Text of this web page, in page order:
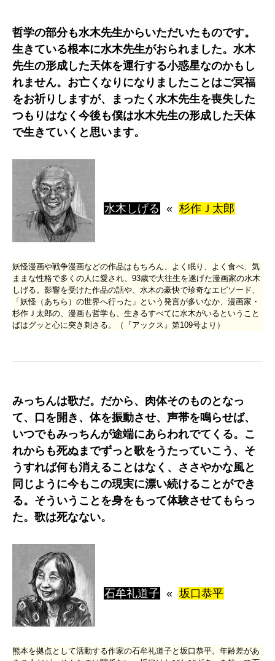
哲学の部分も水木先生からいただいたものです。
生きている根本に水木先生がおられました。水木
先生の形成した天体を運行する小惑星なのかもし
れません。お亡くなりになりましたことはご冥福
をお祈りしますが、まったく水木先生を喪失した
つもりはなく今後も僕は水木先生の形成した天体
で生きていくと思います。
水木しげる « 杉作Ｊ太郎
妖怪漫画や戦争漫画などの作品はもちろん、よく眠り、よく食べ、気
ままな性格で多くの人に愛され、93歳で大往生を遂げた漫画家の水木
しげる。影響を受けた作品の話や、水木の豪快で珍奇なエピソード、
「妖怪（あちら）の世界へ行った」という発言が多いなか、漫画家・
杉作Ｊ太郎の、漫画も哲学も、生きるすべてに水木がいるということ
ばはグッと心に突き刺さる。（『アックス』第109号より）
みっちんは歌だ。だから、肉体そのものとなっ
て、口を開き、体を振動させ、声帯を鳴らせば、
いつでもみっちんが途端にあらわれでてくる。こ
れからも死ぬまでずっと歌をうたっていこう、そ
うすれば何も消えることはなく、ささやかな風と
同じように今もこの現実に漂い続けることができ
る。そういうことを身をもって体験させてもらっ
た。歌は死なない。
石牟礼道子 « 坂口恭平
熊本を拠点として活動する作家の石牟礼道子と坂口恭平。年齢差があ